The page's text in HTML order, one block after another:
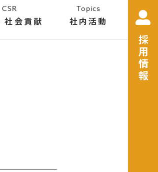
CSR
社会貢献
Topics
社内活動
採用情報